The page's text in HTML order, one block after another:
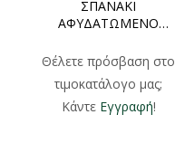
ΣΠΑΝΑΚΙ
ΑΦΥΔΑΤΩΜΕΝΟ
1000gr
Θέλετε πρόσβαση στο
τιμοκατάλογο μας;
Κάντε Εγγραφή!